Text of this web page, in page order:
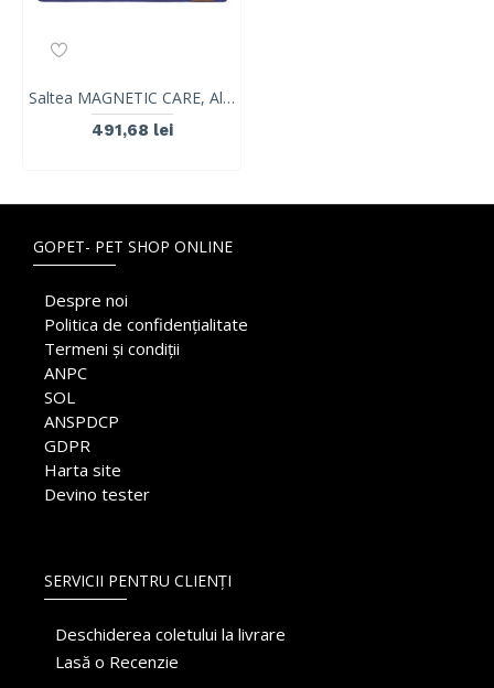
Saltea MAGNETIC CARE, Albastru Marin, VetExpert, marimea L. 85x 60 cm
491,68 lei
GOPET- PET SHOP ONLINE
Despre noi
Politica de confidențialitate
Termeni și condiții
ANPC
SOL
ANSPDCP
GDPR
Harta site
Devino tester
SERVICII PENTRU CLIENȚI
Deschiderea coletului la livrare
Lasă o Recenzie